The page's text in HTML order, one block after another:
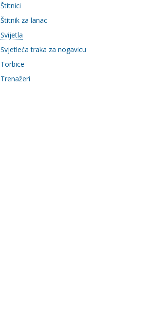
Štitnici
Štitnik za lanac
Svijetla
Svjetleća traka za nogavicu
Torbice
Trenažeri